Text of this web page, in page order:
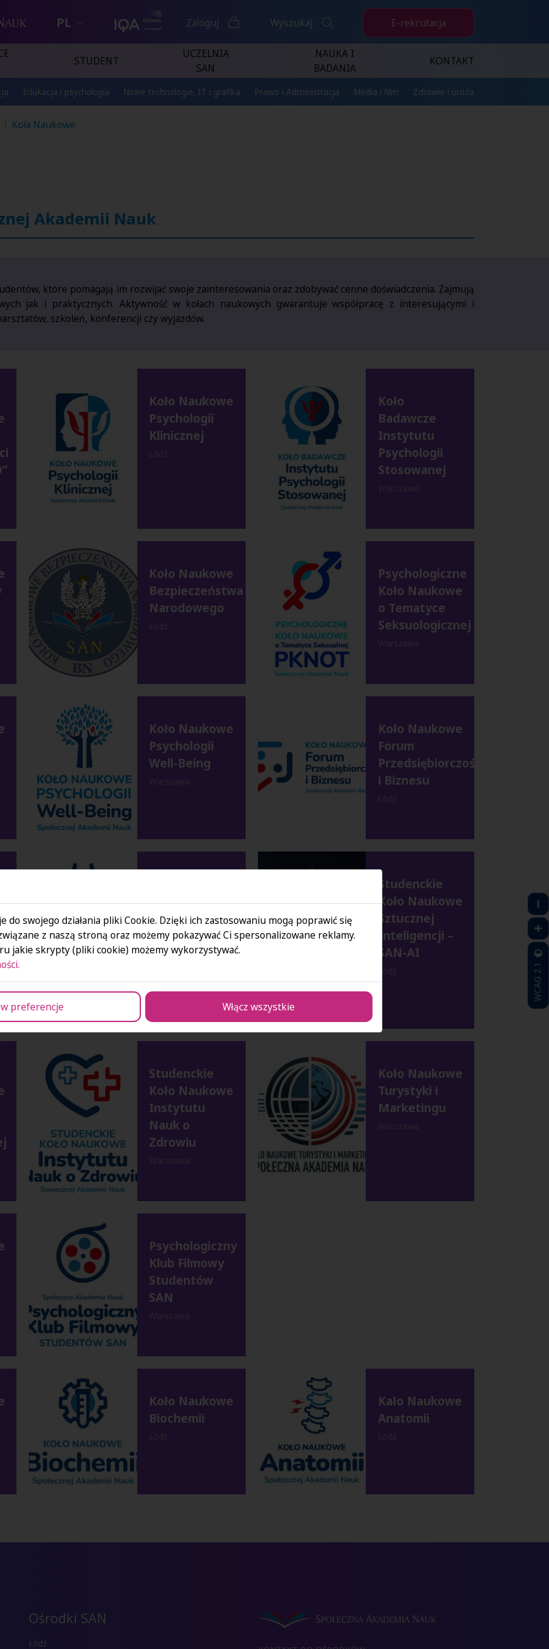
PL Zaloguj Wyszukaj E-rekrutacja
STUDENT
UCZELNIA
SAN
NAUKA I
BADANIA
KONTAKT
Edukacja i psychologia Nowe technologie, IT i grafika Prawo i Administracja Media i film Zdrowie i uroda
Koła Naukowe
Akademii Nauk
które pomagają im rozwijać swoje zainteresowania oraz zdobywać cenne doświadczenia. Zajmują
jak i praktycznych. Aktywność w kołach naukowych gwarantuje współpracę z interesującymi i
szkoleń, konferencji czy wyjazdów.
Koło Naukowe
Psychologii
Klinicznej
Koło
Badawcze
Instytutu
Psychologii
Stosowanej
Koło Naukowe
Bezpieczeństwa
Narodowego
Psychologiczne
Koło Naukowe
o Tematyce
Seksuologicznej
Koło Naukowe
Psychologii
Well-Being
Koło Naukowe
Forum
Przedsiębiorczości
i Biznesu
Fizjoterapii
przy
Instytucie
Nauk o
Studenckie
Koło Naukowe
Sztucznej
Inteligencji –
SAN-AI
Studenckie
Koło Naukowe
Instytutu
Nauk o
Zdrowiu
Koło Naukowe
Turystyki i
Marketingu
Psychologiczny
Klub Filmowy
Studentów
SAN
Koło Naukowe
Biochemii
Kało Naukowe
Anatomii
Ośrodki SAN
Łódź
WCAG 2.1
do swojego działania pliki Cookie. Dzięki ich zastosowaniu mogą poprawić się
z naszą stroną oraz możemy pokazywać Ci spersonalizowane reklamy.
jakie skrypty (pliki cookie) możemy wykorzystywać.
preferencje Włącz wszystkie